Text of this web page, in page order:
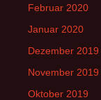
Februar 2020
Januar 2020
Dezember 2019
November 2019
Oktober 2019